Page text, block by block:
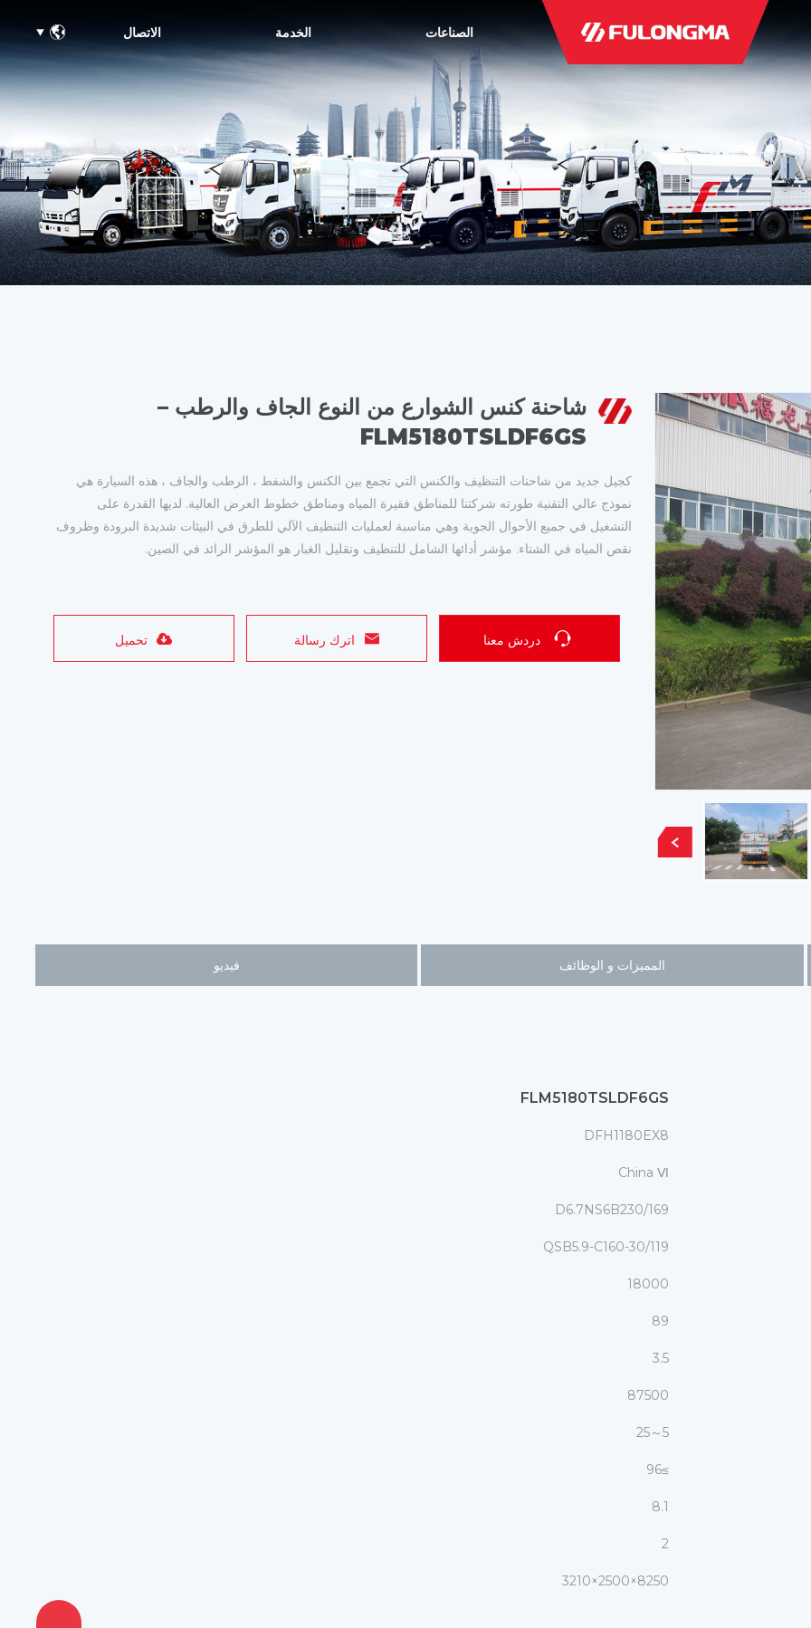
الصناعات الخدمة الاتصال
شاحنة كنس الشوارع من النوع الجاف والرطب –
FLM5180TSLDF6GS
كجيل جديد من شاحنات التنظيف والكنس التي تجمع بين الكنس والشفط ، الرطب والجاف ، هذه السيارة هي
نموذج عالي التقنية طورته شركتنا للمناطق فقيرة المياه ومناطق خطوط العرض العالية. لديها القدرة على
التشغيل في جميع الأحوال الجوية وهي مناسبة لعمليات التنظيف الآلي للطرق في البيئات شديدة البرودة وظروف
نقص المياه في الشتاء. مؤشر أدائها الشامل للتنظيف وتقليل الغبار هو المؤشر الرائد في الصين.
دردش معنا اترك رسالة تحميل
المميزات و الوظائف فيديو
FLM5180TSLDF6GS
DFH1180EX8
China Ⅵ
D6.7NS6B230/169
QSB5.9-C160-30/119
18000
89
3.5
87500
5～25
≥96
8.1
2
8250×2500×3210